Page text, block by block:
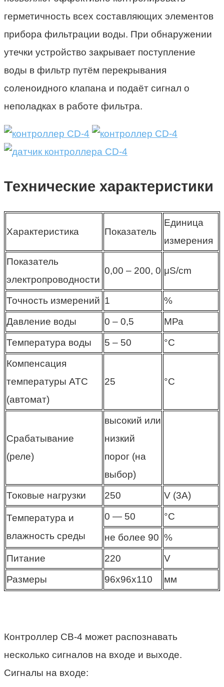
герметичность всех составляющих элементов
прибора фильтрации воды. При обнаружении
утечки устройство закрывает поступление
воды в фильтр путём перекрывания
соленоидного клапана и подаёт сигнал о
неполадках в работе фильтра.
Технические характеристики
Характеристика Показатель
Единица
измерения
Показатель
электропроводности
0,00 – 200, 0 μS/cm
Точность измерений 1
%
Давление воды
0 – 0,5
МРа
Температура воды
5 – 50
°С
Компенсация
температуры АТС
(автомат)
25 °С
Срабатывание
(реле)
высокий или
низкий
порог (на
выбор)
Токовые нагрузки
250 V (3А)
Температура и
влажность среды
0 — 50
°С
не более 90 %
Питание
220
V
Размеры
96х96х110 мм
Контроллер СВ-4 может распознавать
несколько сигналов на входе и выходе.
Сигналы на входе: